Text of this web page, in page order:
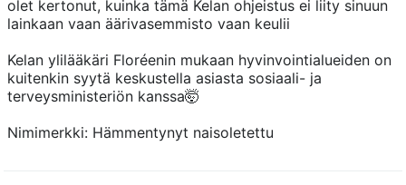
olet kertonut, kuinka tämä Kelan ohjeistus ei liity sinuun
lainkaan vaan äärivasemmisto vaan keulii
Kelan ylilääkäri Floréenin mukaan hyvinvointialueiden on
kuitenkin syytä keskustella asiasta sosiaali- ja
terveysministeriön kanssa🤯
Nimimerkki: Hämmentynyt naisoletettu